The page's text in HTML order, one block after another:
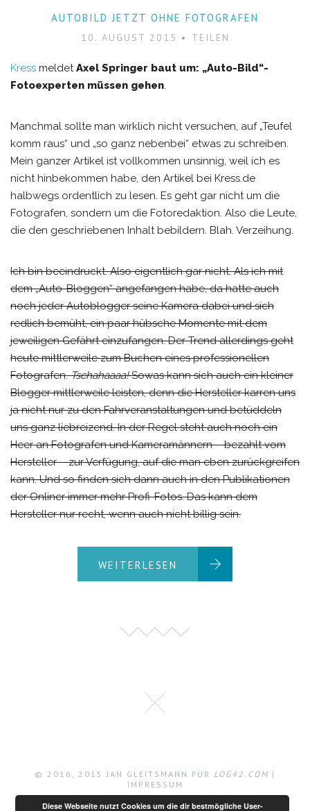
AUTOBILD JETZT OHNE FOTOGRAFEN
10. AUGUST 2015 TEILEN
Kress meldetAxel Springer baut um: „Auto-Bild“-
Fotoexperten müssen gehen.
Manchmal sollte man wirklich nicht versuchen, auf „Teufel
komm raus“ und „so ganz nebenbei“ etwas zu schreiben.
Mein ganzer Artikel ist vollkommen unsinnig, weil ich es
nicht hinbekommen habe, den Artikel bei Kress.de
halbwegs ordentlich zu lesen. Es geht gar nicht um die
Fotografen, sondern um die Fotoredaktion. Also die Leute,
die den geschriebenen Inhalt bebildern. Blah. Verzeihung.
Ich bin beeindruckt. Also eigentlich gar nicht. Als ich mit
dem „Auto-Bloggen“ angefangen habe, da hatte auch
noch jeder Autoblogger seine Kamera dabei und sich
redlich bemüht, ein paar hübsche Momente mit dem
jeweiligen Gefährt einzufangen. Der Trend allerdings geht
heute mittlerweile zum Buchen eines professionellen
Fotografen.Tschahaaaa!Sowas kann sich auch ein kleiner
Blogger mittlerweile leisten, denn die Hersteller karren uns
ja nicht nur zu den Fahrveranstaltungen und betüddeln
uns ganz liebreizend. In der Regel steht auch noch ein
Heer an Fotografen und Kameramännern – bezahlt vom
Hersteller – zur Verfügung, auf die man eben zurückgreifen
kann. Und so finden sich dann auch in den Publikationen
der Onliner immer mehr Profi-Fotos. Das kann dem
Hersteller nur recht, wenn auch nicht billig sein.
WEITERLESEN
© 2016, 2015 JAN GLEITSMANN FÜR LOG42.COM |
IMPRESSUM
Diese Webseite nutzt Cookies um die dir bestmögliche User-